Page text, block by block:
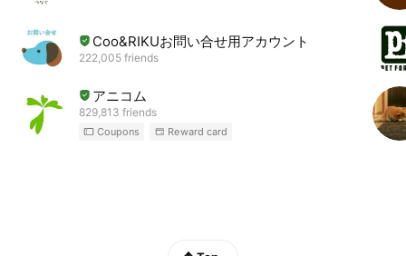
Coo&RIKUお問い合せ用アカウント
222,005 friends
アニコム
829,813 friends
Coupons Reward card